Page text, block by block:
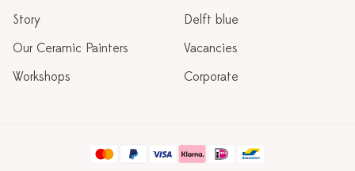
Story
Our Ceramic Painters
Workshops
Delft blue
Vacancies
Corporate